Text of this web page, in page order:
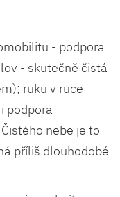
- podpora
- skutečně čistá
ruku v ruce
podpora
nebe je to
příliš dlouhodobé